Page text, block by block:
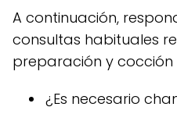
A continuación,
consultas habituales
preparación y cocción
¿Es necesario